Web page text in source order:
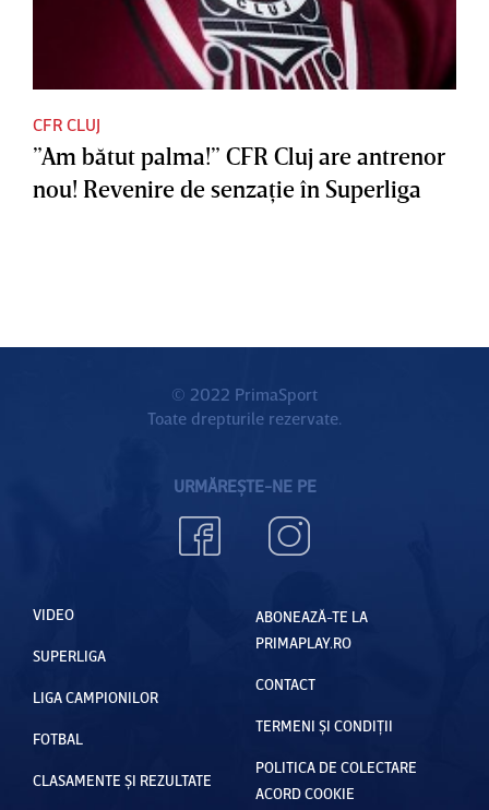
CFR CLUJ
”Am bătut palma!” CFR Cluj are antrenor
nou! Revenire de senzaţie în Superliga
© 2022 PrimaSport
Toate drepturile rezervate.
URMĂREȘTE-NE PE
VIDEO
SUPERLIGA
LIGA CAMPIONILOR
FOTBAL
CLASAMENTE ȘI REZULTATE
ABONEAZĂ-TE LA
PRIMAPLAY.RO
CONTACT
TERMENI ȘI CONDIȚII
POLITICA DE COLECTARE
ACORD COOKIE